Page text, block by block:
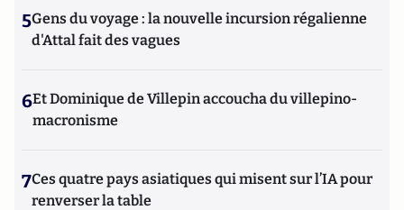
5Gens du voyage : la nouvelle incursion régalienne
d'Attal fait des vagues
6Et Dominique de Villepin accoucha du villepino-
macronisme
7Ces quatre pays asiatiques qui misent sur l’IA pour
renverser la table